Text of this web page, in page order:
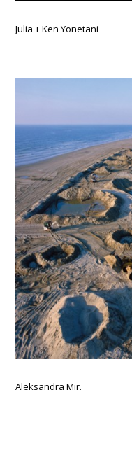
Julia + Ken Yonetani
Aleksandra Mir.